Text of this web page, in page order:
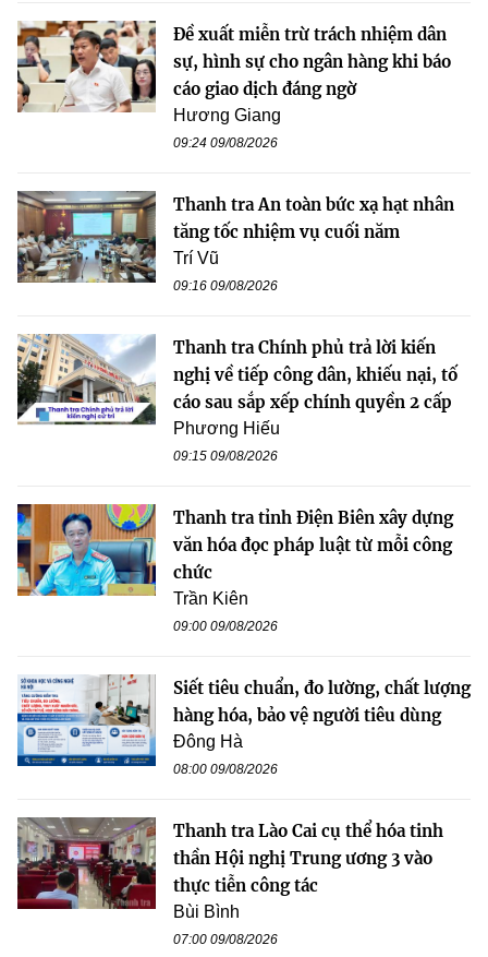
Đề xuất miễn trừ trách nhiệm dân
sự, hình sự cho ngân hàng khi báo
cáo giao dịch đáng ngờ
Hương Giang
09:24 09/08/2026
Thanh tra An toàn bức xạ hạt nhân
tăng tốc nhiệm vụ cuối năm
Trí Vũ
09:16 09/08/2026
Thanh tra Chính phủ trả lời kiến
nghị về tiếp công dân, khiếu nại, tố
cáo sau sắp xếp chính quyền 2 cấp
Phương Hiếu
09:15 09/08/2026
Thanh tra tỉnh Điện Biên xây dựng
văn hóa đọc pháp luật từ mỗi công
chức
Trần Kiên
09:00 09/08/2026
Siết tiêu chuẩn, đo lường, chất lượng
hàng hóa, bảo vệ người tiêu dùng
Đông Hà
08:00 09/08/2026
Thanh tra Lào Cai cụ thể hóa tinh
thần Hội nghị Trung ương 3 vào
thực tiễn công tác
Bùi Bình
07:00 09/08/2026